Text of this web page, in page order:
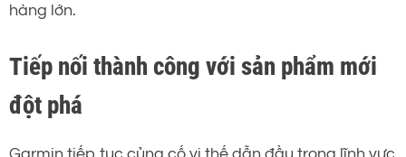
hàng lớn.
Tiếp nối thành công với sản phẩm mới
đột phá
Garmin tiếp tục củng cố vị thế dẫn đầu trong lĩnh vực